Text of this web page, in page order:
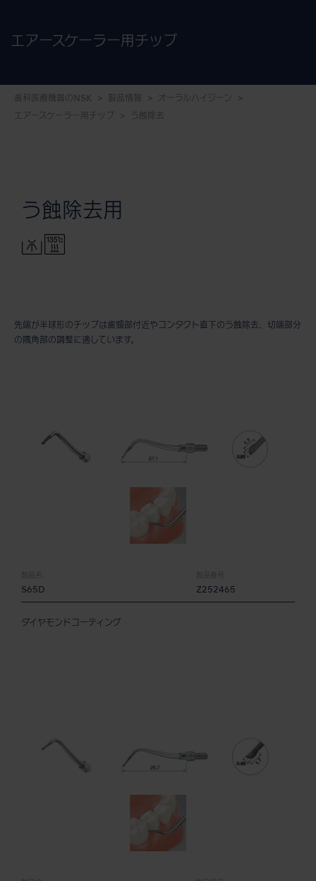
エアースケーラー用チップ
歯科医療機器のNSK 製品情報 オーラルハイジーン
エアースケーラー用チップ う蝕除去
う蝕除去用
先端が半球形のチップは歯頸部付近やコンタクト直下のう蝕除去、切端部分
の隅角部の調整に適しています。
製品名:
S65D
製品番号:
Z252465
ダイヤモンドコーティング